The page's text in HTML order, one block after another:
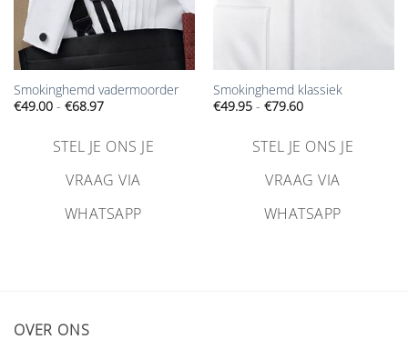
Smokinghemd vadermoorder
€49.00 - €68.97Prijsklasse:
€68.97
STEL JE ONS JE
VRAAG VIA
WHATSAPP
Smokinghemd klassiek
€49.95 - €79.60Prijsklasse:
€49.95
€79.60
STEL JE ONS JE
VRAAG VIA
WHATSAPP
OVER ONS